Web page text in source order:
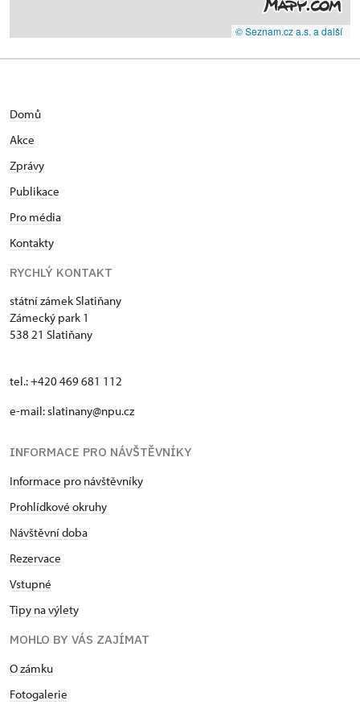
© Seznam.cz a.s. a další
Domů
Akce
Zprávy
Publikace
Pro média
Kontakty
RYCHLÝ KONTAKT
státní zámek Slatiňany
Zámecký park 1
538 21 Slatiňany
tel.: +420 469 681 112
e-mail: slatinany@npu.cz
INFORMACE PRO NÁVŠTĚVNÍKY
Informace pro návštěvníky
Prohlídkové okruhy
Návštěvní doba
Rezervace
Vstupné
Tipy na výlety
MOHLO BY VÁS ZAJÍMAT
O zámku
Fotogalerie